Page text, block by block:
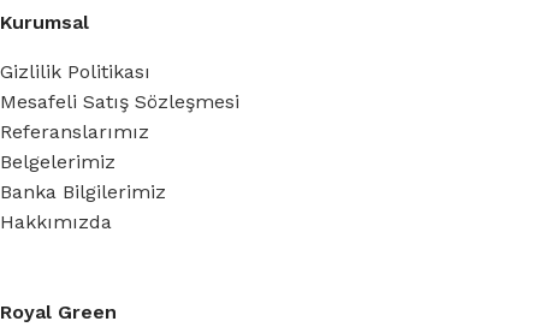
Kurumsal
Gizlilik Politikası
Mesafeli Satış Sözleşmesi
Referanslarımız
Belgelerimiz
Banka Bilgilerimiz
Hakkımızda
Royal Green